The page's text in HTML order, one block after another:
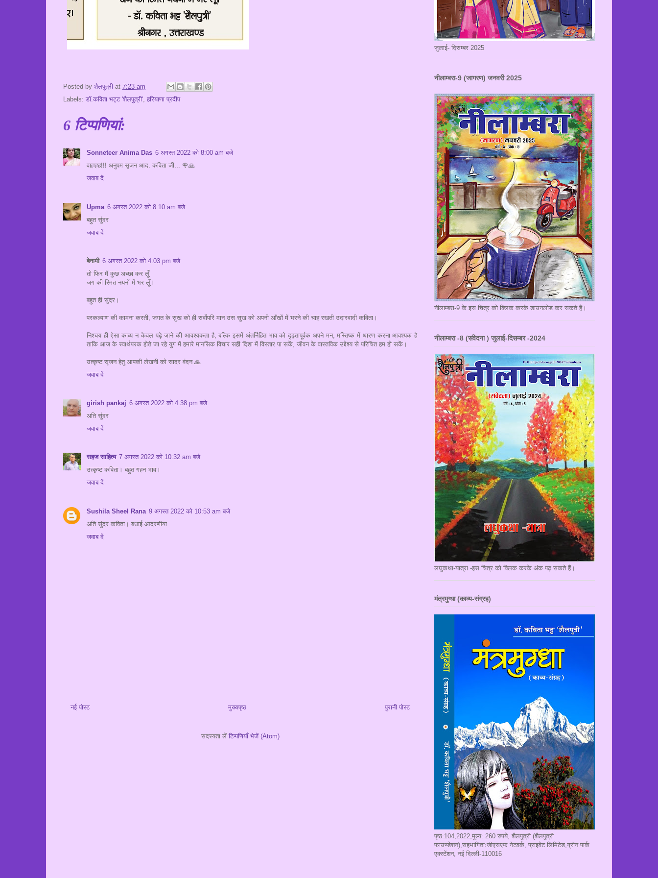
Posted by शैलपुत्री at 7:23 am
Labels: डॉ.कविता भट्ट 'शैलपुत्री', हरियाणा प्रदीप
6 टिप्‍पणियां:
Sonneteer Anima Das 6 अगस्त 2022 को 8:00 am बजे
वाह्ह्ह!!! अनुपम सृजन आद. कविता जी... 🌹🙏
जवाब दें
Upma 6 अगस्त 2022 को 8:10 am बजे
बहुत सुंदर
जवाब दें
बेनामी 6 अगस्त 2022 को 4:03 pm बजे
तो फिर मैं कुछ अच्छा कर लूँ
जग की स्मित नयनों में भर लूँ।
बहुत ही सुंदर।
परकल्याण की कामना करती, जगत के सुख को ही सर्वोपरि मान उस सुख को अपनी आँखों में भरने की चाह रखती उदारवादी कविता।
निश्चय ही ऐसा काव्य न केवल पढ़े जाने की आवश्यकता है, बल्कि इसमें अंतर्निहित भाव को दृढ़तापूर्वक अपने मन, मस्तिष्क में धारण करना आवश्यक है
ताकि आज के स्वार्थपरक होते जा रहे युग में हमारे मानसिक विचार सही दिशा में विस्तार पा सकें, जीवन के वास्तविक उद्देश्य से परिचित हम हो सकें।
उत्कृष्ट सृजन हेतु आपकी लेखनी को सादर वंदन 🙏
जवाब दें
girish pankaj 6 अगस्त 2022 को 4:38 pm बजे
अति सुंदर
जवाब दें
सहज साहित्य 7 अगस्त 2022 को 10:32 am बजे
उत्कृष्ट कविता। बहुत गहन भाव।
जवाब दें
Sushila Sheel Rana 9 अगस्त 2022 को 10:53 am बजे
अति सुंदर कविता। बधाई आदरणीया
जवाब दें
नई पोस्ट पुरानी पोस्ट
मुख्यपृष्ठ
सदस्यता लें टिप्पणियाँ भेजें (Atom)
जुलाई- दिसम्बर 2025
नीलाम्बरा-9 (जागरण) जनवरी 2025
नीलाम्बरा-9 के इस चित्र को क्लिक करके डाउनलोड कर सकते हैं।
नीलाम्बरा -8 (संवेदना ) जुलाई-दिसम्बर -2024
लघुकथा-यात्रा -इस चित्र को क्लिक करके अंक पढ़ सकते हैं।
मंत्रमुग्धा (काव्य-संग्रह)
पृष्ठ:104,2022,मूल्य: 260 रुपये, शैलपुत्री (शैलपुत्री
फाउण्डेशन),सहभागिताःजीएसएफ नेटवर्क, प्राइवेट लिमिटेड,ग्रीन पार्क
एक्स्टेंशन, नई दिल्ली-110016